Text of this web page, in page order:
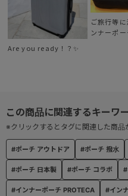
機能性とデザイン性を兼ね備え
ています。
③ALL MADE IN JAPAN
生地のみならずファスナーやボ
■ TO&FROとは
TO&FROは石川県かほく市にあ
カジレーネのオリジナルファク
1950年に創業したカジレーネ
多くの有名アウトドアブランド
#ポーチ アウトドア #ポーチ 撥水
#ポーチ 日本製 #ポーチ コラボ
#インナーポーチ PROTECA #イン
※クリックするとタグに関連した商品
Are you ready！？✨
ご旅行等
ンナーポー